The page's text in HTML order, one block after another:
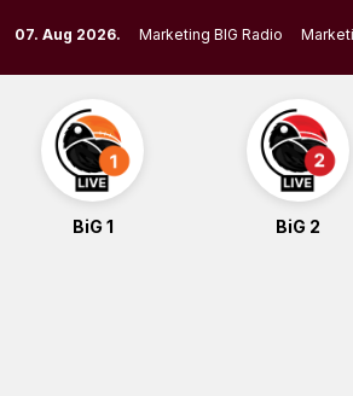
to
content
07. Aug 2026. Marketing BIG Radio
BiG 1 BiG 2